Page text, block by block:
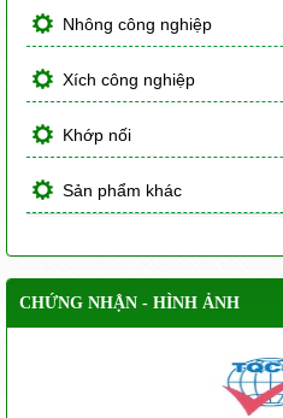
Nhông công nghiệp
Xích công nghiệp
Khớp nối
Sản phẩm khác
CHỨNG NHẬN - HÌNH ẢNH